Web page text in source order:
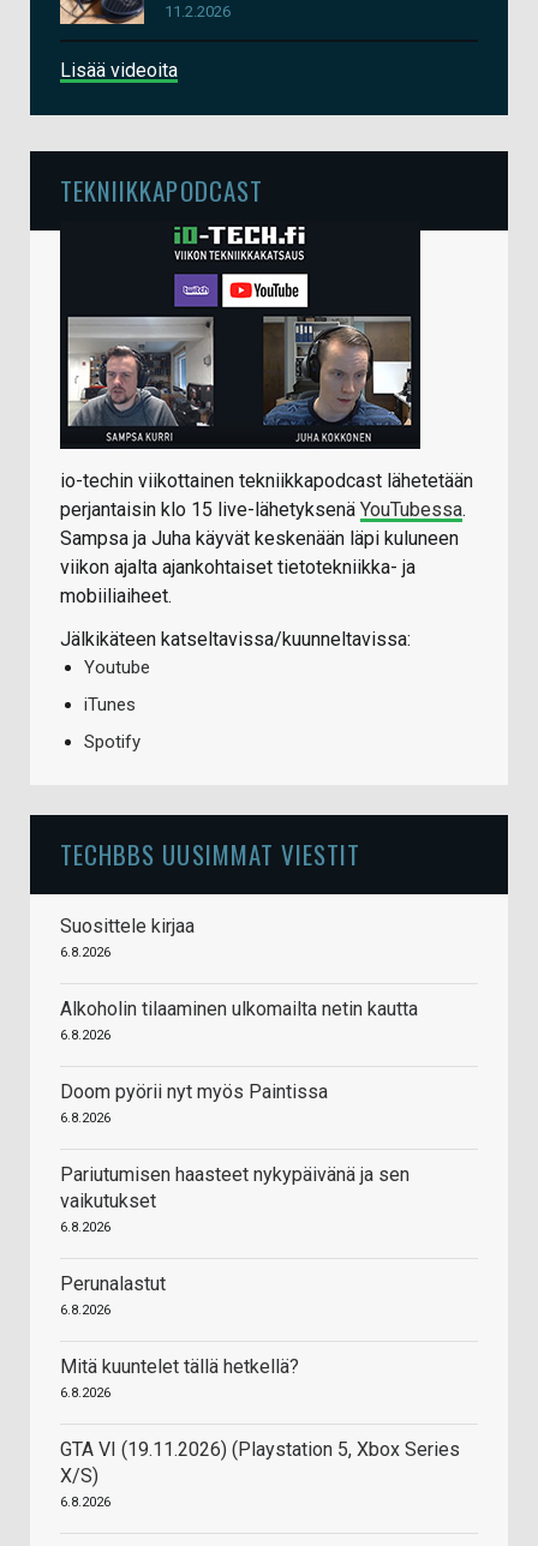
11.2.2026
Lisää videoita
TEKNIIKKAPODCAST
io-techin viikottainen tekniikkapodcast lähetetään
perjantaisin klo 15 live-lähetyksenä YouTubessa.
Sampsa ja Juha käyvät keskenään läpi kuluneen
viikon ajalta ajankohtaiset tietotekniikka- ja
mobiiliaiheet.
Jälkikäteen katseltavissa/kuunneltavissa:
Youtube
iTunes
Spotify
TECHBBS UUSIMMAT VIESTIT
Suosittele kirjaa
6.8.2026
Alkoholin tilaaminen ulkomailta netin kautta
6.8.2026
Doom pyörii nyt myös Paintissa
6.8.2026
Pariutumisen haasteet nykypäivänä ja sen
vaikutukset
6.8.2026
Perunalastut
6.8.2026
Mitä kuuntelet tällä hetkellä?
6.8.2026
GTA VI (19.11.2026) (Playstation 5, Xbox Series
X/S)
6.8.2026